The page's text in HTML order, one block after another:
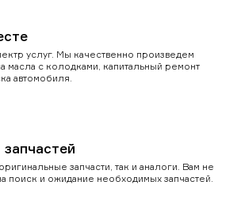
услуг. Мы качественно произведем
масла с колодками, капитальный ремонт
автомобиля.
запчасти, так и аналоги. Вам не
поиск и ожидание необходимых запчастей.